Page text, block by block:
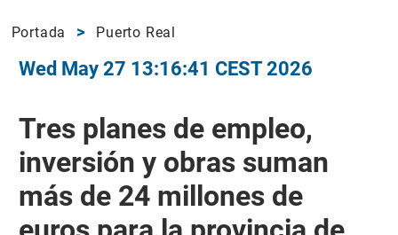
Portada Puerto Real
Wed May 27 13:16:41 CEST 2026
Tres planes de empleo,
inversión y obras suman
más de 24 millones de